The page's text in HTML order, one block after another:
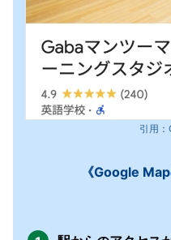
引用
《Google